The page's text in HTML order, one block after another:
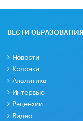
ВЕСТИ ОБРАЗОВАНИЯ
Новости
Колонки
Аналитика
Интервью
Рецензии
Видео